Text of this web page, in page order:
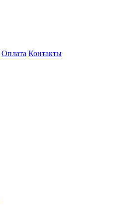
Оплата Контакты